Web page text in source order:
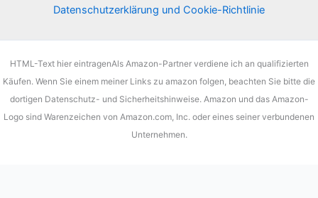
Datenschutzerklärung und Cookie-Richtlinie
HTML-Text hier eintragenAls Amazon-Partner verdiene ich an qualifizierten
Käufen. Wenn Sie einem meiner Links zu amazon folgen, beachten Sie bitte die
dortigen Datenschutz- und Sicherheitshinweise. Amazon und das Amazon-
Logo sind Warenzeichen von Amazon.com, Inc. oder eines seiner verbundenen
Unternehmen.